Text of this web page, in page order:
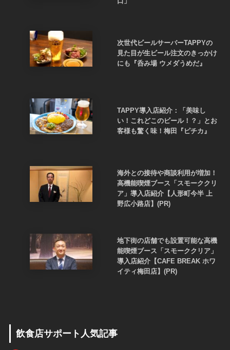
次世代ビールサーバーTAPPYの
見た目が生ビール注文のきっかけ
にも『呑み場 ウメダうめだ』
TAPPY導入店紹介：「美味し
い！これどこのビール！？」とお
客様も驚く味！梅田『ピチカ』
海外との接待や商談利用が増加！
高機能喫煙ブース「スモーククリ
ア」導入店紹介【人形町今半 上
野広小路店】(PR)
地下街の店舗でも設置可能な高機
能喫煙ブース「スモーククリア」
導入店紹介【CAFE BREAK ホワ
イティ梅田店】(PR)
飲食店サポート人気記事